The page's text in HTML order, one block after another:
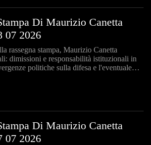
Di Maurizio Canetta
07 2026
rassegna stampa, Maurizio Canetta
dimissioni e responsabilità istituzionali in
politiche sulla difesa e l'eventuale
Di Maurizio Canetta
07 2026